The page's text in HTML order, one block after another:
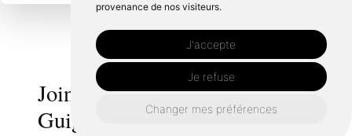
provenance de nos visiteurs.
J'accepte
Je refuse
Changer mes préférences
Joints de pierre autour de
Guignen :